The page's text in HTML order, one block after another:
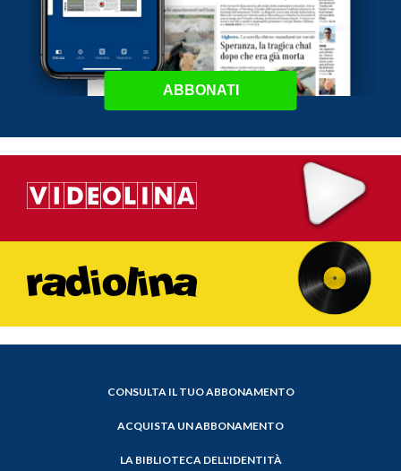
ABBONATI
CONSULTA IL TUO ABBONAMENTO
ACQUISTA UN ABBONAMENTO
LA BIBLIOTECA DELL'IDENTITÀ